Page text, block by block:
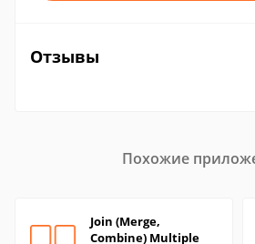
Отзывы
Похожие
Join (Merge,
Combine) Multiple